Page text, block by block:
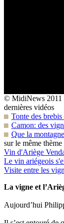
© MidiNews 2011
dernières vidéos
Tonte des
Camon: des
Que la
sur le même thème
Vin d'Ariège
Le vin ariégeois
Visite entre les
La vigne et
Aujourd’hui